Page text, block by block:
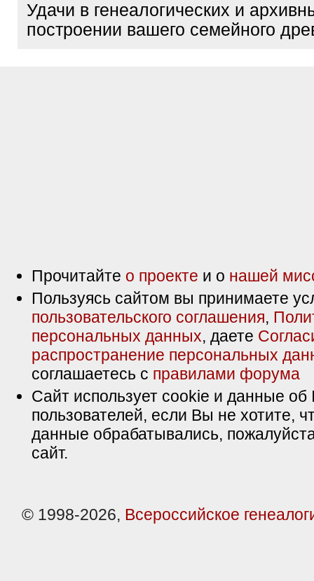
Удачи в генеалогических и
построении вашего семейного
Прочитайте о проекте и о нашей
Пользуясь сайтом вы принимаете
пользовательского соглашения,
персональных данных, даете
распространение персональных
соглашаетесь с правилами форума
Сайт использует cookie и данные об
пользователей, если Вы не хотите,
данные обрабатывались,
сайт.
© 1998-2026, Всероссийское